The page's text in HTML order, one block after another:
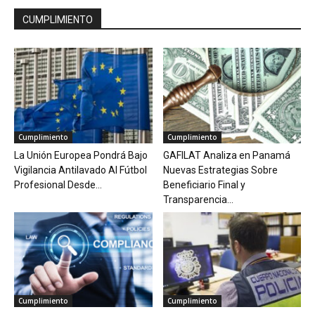
CUMPLIMIENTO
Cumplimiento
La Unión Europea Pondrá Bajo
Vigilancia Antilavado Al Fútbol
Profesional Desde...
Cumplimiento
GAFILAT Analiza en Panamá
Nuevas Estrategias Sobre
Beneficiario Final y
Transparencia...
Cumplimiento Cumplimiento